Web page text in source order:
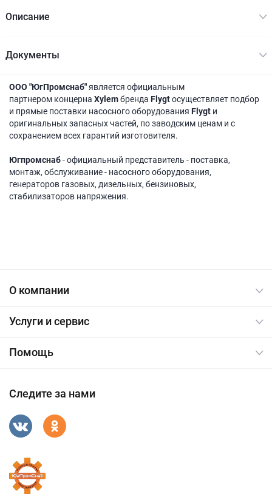
Описание
Документы
ООО "ЮгПромснаб"является официальным
партнером концерна Xylemбренда Flygtосуществляет подбор
и прямые поставки насосного оборудования Flygt и
оригинальных запасных частей, по заводским ценам и с
сохранением всех гарантий изготовителя.
Югпромснаб- официальный представитель - поставка,
монтаж, обслуживание - насосного оборудования,
генераторов газовых, дизельных, бензиновых,
стабилизаторов напряжения.
О компании
Услуги и сервис
Помощь
Следите за нами